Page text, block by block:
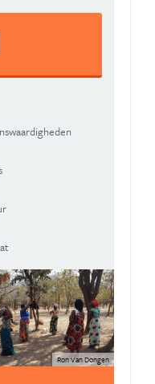
Ron Van Dongen